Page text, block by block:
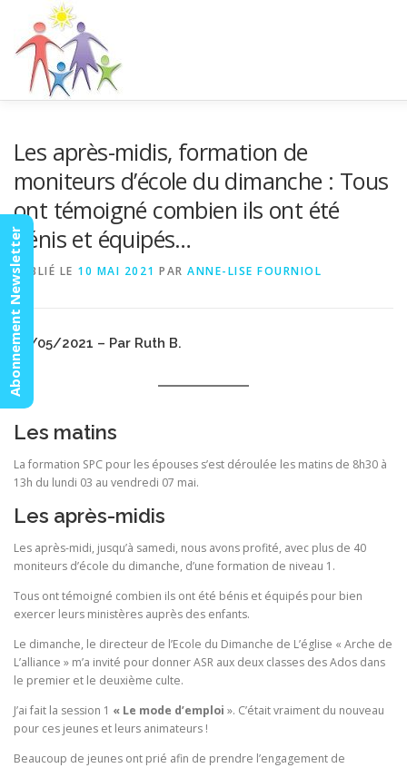
contenu
ESPACE MEMBRES
Les après-midis, formation de
moniteurs d’école du dimanche : Tous
ont témoigné combien ils ont été
bénis et équipés…
PUBLIÉ LE 10 MAI 2021 PAR ANNE-LISE FOURNIOL
10/05/2021 – Par Ruth B.
Les matins
La formation SPC pour les épouses s’est déroulée les matins de 8h30 à
13h du lundi 03 au vendredi 07 mai.
Les après-midis
Les après-midi, jusqu’à samedi, nous avons profité, avec plus de 40
moniteurs d’école du dimanche, d’une formation de niveau 1.
Tous ont témoigné combien ils ont été bénis et équipés pour bien
exercer leurs ministères auprès des enfants.
Le dimanche, le directeur de l’Ecole du Dimanche de L’église « Arche de
L’alliance » m’a invité pour donner ASR aux deux classes des Ados dans
le premier et le deuxième culte.
J’ai fait la session 1 « Le mode d’emploi ». C’était vraiment du nouveau
pour ces jeunes et leurs animateurs !
Beaucoup de jeunes ont prié afin de prendre l’engagement de
Abonnement Newsletter